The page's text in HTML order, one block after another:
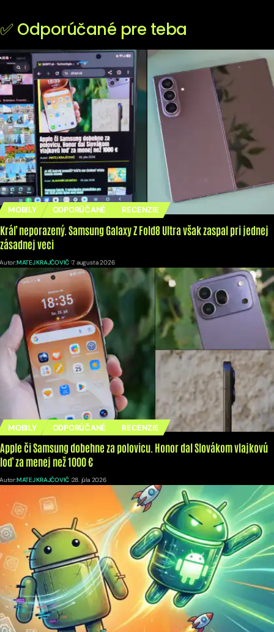
✅ Odporúčané pre teba
MOBILY ODPORÚČANÉ RECENZIE
Kráľ neporazený. Samsung Galaxy Z Fold8 Ultra však zaspal pri jednej
zásadnej veci
Autor:MATEJ KRAJČOVIČ 7. augusta 2026
MOBILY ODPORÚČANÉ RECENZIE
Apple či Samsung dobehne za polovicu. Honor dal Slovákom vlajkovú
loď za menej než 1000 €
Autor:MATEJ KRAJČOVIČ 28. júla 2026